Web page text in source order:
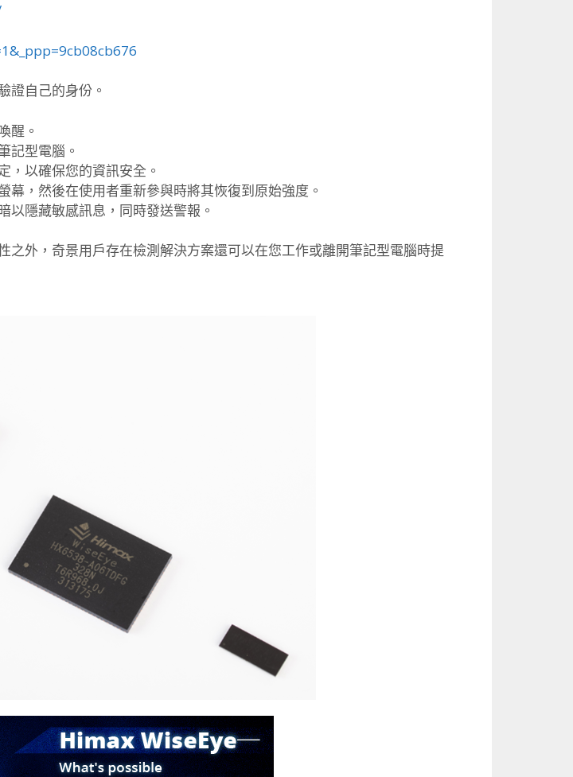
9cb08cb676
證自己的身份。
醒。
記型電腦。
， 以確保您的資訊安全。
幕， 然後在使用者重新參與時將其恢復到原始強度。
以隱藏敏感訊息，同時發送警報。
之外， 奇景用戶存在檢測解決方案還可以在您工作或離開筆記型電腦時提